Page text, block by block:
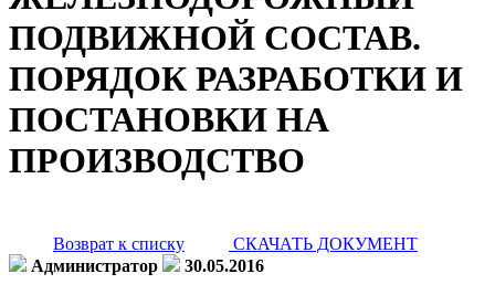
ПОДВИЖНОЙ СОСТАВ.
ПОРЯДОК РАЗРАБОТКИ И
ПОСТАНОВКИ НА
ПРОИЗВОДСТВО
Возврат к списку
СКАЧАТЬ ДОКУМЕНТ
Администратор
30.05.2016